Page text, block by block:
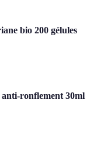
bio 200 gélules
ronflement 30ml